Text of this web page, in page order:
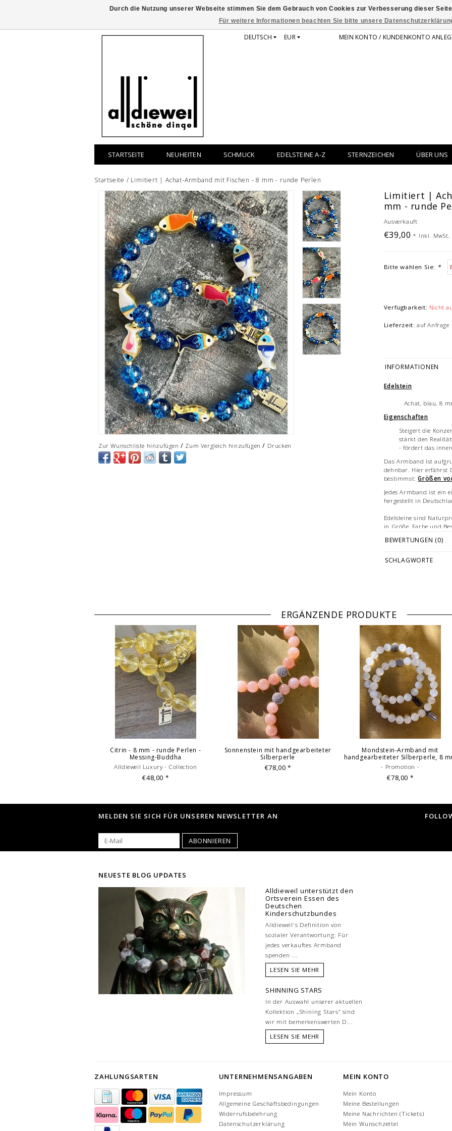
DEUTSCH EUR MEIN KONTO / KUNDENKONTO
STARTSEITE NEUHEITEN SCHMUCK EDELSTEINE A-Z STERNZEICHEN ÜBER UNS
Startseite / Limitiert | Achat-Armband mit Fischen - 8 mm - runde Perlen
Zur Wunschliste hinzufügen / Zum Vergleich hinzufügen / Drucken
Limitiert |
mm - runde
Ausverkauft
€39,00* Inkl. MwSt.
Bitte wählen Sie: *
Verfügbarkeit: Nicht
Lieferzeit: auf Anfrage
INFORMATIONEN
Edelstein
Achat, blau, 8
Eigenschaften
Steigert die
stärkt den
- fördert das
Das Armband ist
dehnbar. Hier erfährst
bestimmst:Größen
Jedes Armband ist ein
hergestellt in
Edelsteine sind
in Größe, Farbe und
verschiedenen
BEWERTUNGEN (0)
SCHLAGWORTE
ERGÄNZENDE PRODUKTE
Citrin - 8 mm - runde Perlen -
Messing-Buddha
Alldieweil Luxury - Collection
€48,00 *
Sonnenstein mit handgearbeiteter
Silberperle
€78,00*
Mondstein-Armband mit
handgearbeiteter Silberperle, 8
- Promotion -
€78,00 *
Durch die Nutzung unserer Webseite stimmen Sie dem Gebrauch von Cookies zur Verbesserung dieser
Für weitere Informationen beachten Sie bitte unsere
MELDEN SIE SICH FÜR UNSEREN NEWSLETTER AN
ABONNIEREN
NEUESTE BLOG UPDATES
Alldieweil unterstützt den
Ortsverein Essen des
Deutschen
Kinderschutzbundes
Alldieweil's Definition von
sozialer Verantwortung: Für
jedes verkauftes Armband
spenden ...
LESEN SIE MEHR
SHINNING STARS
In der Auswahl unserer aktuellen
Kollektion „Shining Stars“ sind
wir mit bemerkenswerten D...
LESEN SIE MEHR
ZAHLUNGSARTEN UNTERNEHMENSANGABEN
Impressum
Allgemeine Geschäftsbedingungen
Widerrufsbelehrung
Datenschutzerklärung
MEIN KONTO
Mein Konto
Meine Bestellungen
Meine Nachrichten (Tickets)
Mein Wunschzettel